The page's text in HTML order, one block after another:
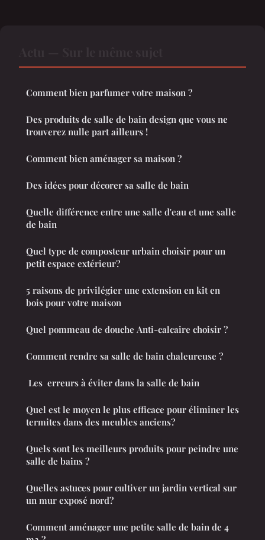
Comment bien parfumer votre maison ?
Des produits de salle de bain design que vous ne
trouverez nulle part ailleurs !
Comment bien aménager sa maison ?
Des idées pour décorer sa salle de bain
Quelle différence entre une salle d'eau et une salle
de bain
Quel type de composteur urbain choisir pour un
petit espace extérieur?
5 raisons de privilégier une extension en kit en
bois pour votre maison
Quel pommeau de douche Anti-calcaire choisir ?
Comment rendre sa salle de bain chaleureuse ?
Les erreurs à éviter dans la salle de bain
Quel est le moyen le plus efficace pour éliminer les
termites dans des meubles anciens?
Quels sont les meilleurs produits pour peindre une
salle de bains ?
Quelles astuces pour cultiver un jardin vertical sur
un mur exposé nord?
Comment aménager une petite salle de bain de 4